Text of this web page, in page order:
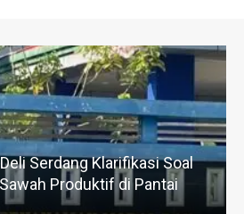
Serdang Klarifikasi Soal
Produktif di Pantai